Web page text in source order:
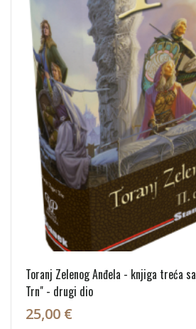
Toranj Zelenog Anđela - knjiga treća
Trn" - drugi dio
25,00 €